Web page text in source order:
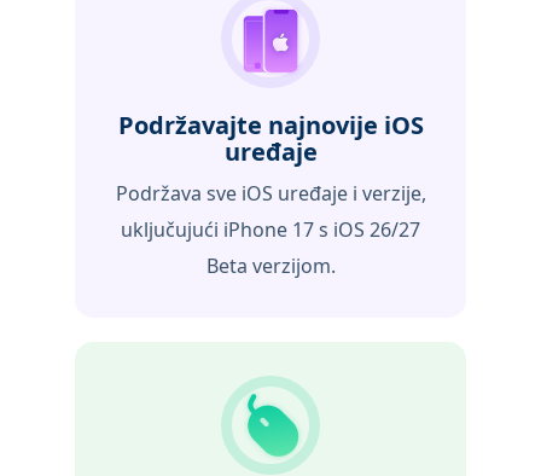
Podržavajte najnovije iOS
uređaje
Podržava sve iOS uređaje i verzije,
uključujući iPhone 17 s iOS 26/27
Beta verzijom.